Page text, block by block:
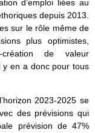
d’emploi liées au
depuis 2013.
sur le rôle même de
plus optimistes,
de valeur
y en a donc pour tous
2023-2025 se
des prévisions qui
prévision de 47%